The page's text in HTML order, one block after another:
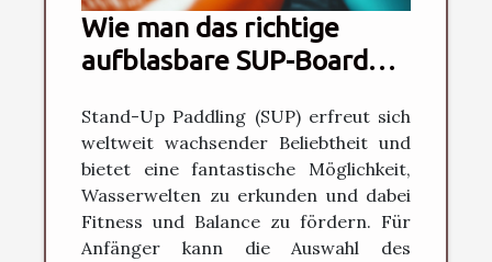
Wie man das richtige
aufblasbare SUP-Board
Stand-Up Paddling (SUP) erfreut sich
weltweit wachsender Beliebtheit und
bietet eine fantastische Möglichkeit,
Wasserwelten zu erkunden und dabei
Fitness und Balance zu fördern. Für
Anfänger kann die Auswahl des